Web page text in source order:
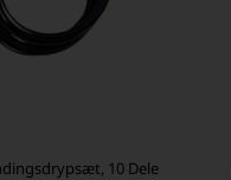
10 Dele